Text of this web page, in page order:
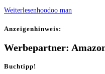
Weiterlesenhoo­doo man
Anzei­gen­hin­weis:
Werbepartner:
Buchtipp!